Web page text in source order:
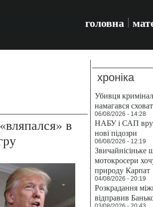
головна
в
хроніка
Убивця
намагався
06/08/2026 - 14:28
НАБУ і САП
нові підозри
06/08/2026 - 12:19
Звичайнісіньке
мотокросери
природу Карпат
04/08/2026 - 20:19
Розкрадання
відправив